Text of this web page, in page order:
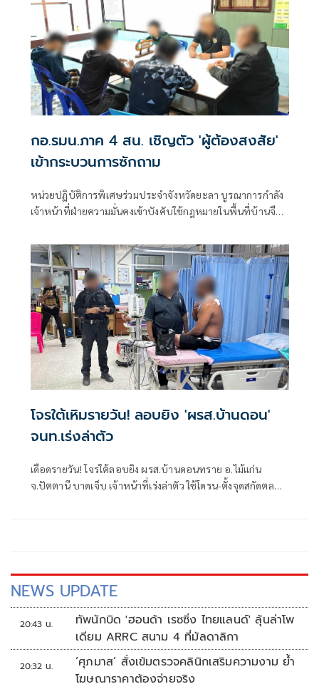
กอ.รมน.ภาค 4 สน. เชิญตัว 'ผู้ต้องสงสัย'
เข้ากระบวนการซักถาม
หน่วยปฏิบัติการพิเศษร่วมประจำจังหวัดยะลา บูรณาการกำลัง
เจ้าหน้าที่ฝ่ายความมั่นคงเข้าบังคับใช้กฎหมายในพื้นที่บ้านจือ
โจรใต้เหิมรายวัน! ลอบยิง 'ผรส.บ้านดอน'
จนท.เร่งล่าตัว
เดือดรายวัน! โจรใต้ลอบยิง ผรส.บ้านดอนทราย อ.ไม้แก่น
จ.ปัตตานี บาดเจ็บ เจ้าหน้าที่เร่งล่าตัว ใช้โดรน-ตั้งจุดสกัดตลอด
NEWS UPDATE
20:43 น.
ทัพนักบิด 'ฮอนด้า เรซซิ่ง ไทยแลนด์' ลุ้นล่าโพ
เดียม ARRC สนาม 4 ที่มัลดาลิกา
20:32 น.
‘ศุภมาส’ สั่งเข้มตรวจคลินิกเสริมความงาม ย้ำ
โฆษณาราคาต้องจ่ายจริง